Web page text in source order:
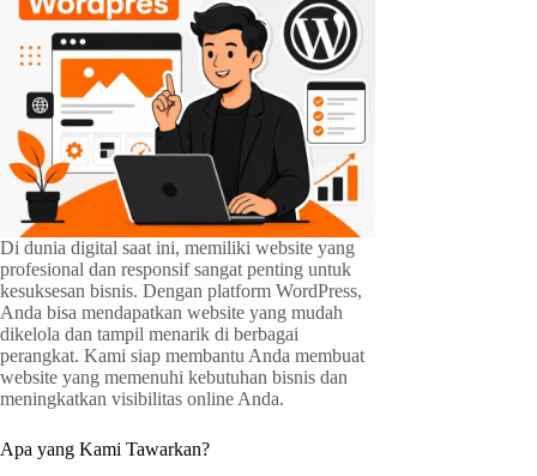
Di dunia digital saat ini, memiliki website yang
profesional dan responsif sangat penting untuk
kesuksesan bisnis. Dengan platform WordPress,
Anda bisa mendapatkan website yang mudah
dikelola dan tampil menarik di berbagai
perangkat. Kami siap membantu Anda membuat
website yang memenuhi kebutuhan bisnis dan
meningkatkan visibilitas online Anda.
Apa yang Kami Tawarkan?